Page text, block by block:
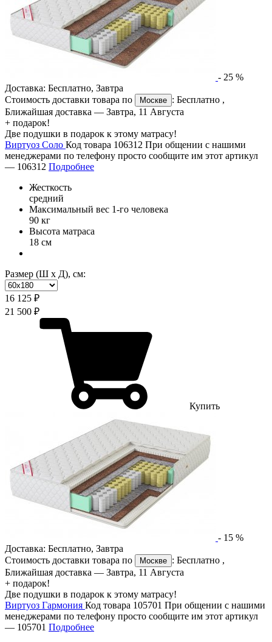
- 25 %
Доставка: Бесплатно, Завтра
Стоимость доставки товара по
Москве : Бесплатно ,
Ближайшая доставка — Завтра, 11 Августа
+ подарок!
Две подушки в подарок к этому матрасу!
Виртуоз Соло Код товара 106312 При общении с нашими
менеджерами по телефону просто сообщите им этот артикул
— 106312 Подробнее
Жесткость
средний
Максимальный вес 1-го человека
90 кг
Высота матраса
18 см
Размер (Ш х Д), см:
16 125 ₽
21 500 ₽
Купить
- 15 %
Доставка: Бесплатно, Завтра
Стоимость доставки товара по
Москве : Бесплатно ,
Ближайшая доставка — Завтра, 11 Августа
+ подарок!
Две подушки в подарок к этому матрасу!
Виртуоз Гармония Код товара 105701 При общении с нашими
менеджерами по телефону просто сообщите им этот артикул
— 105701 Подробнее